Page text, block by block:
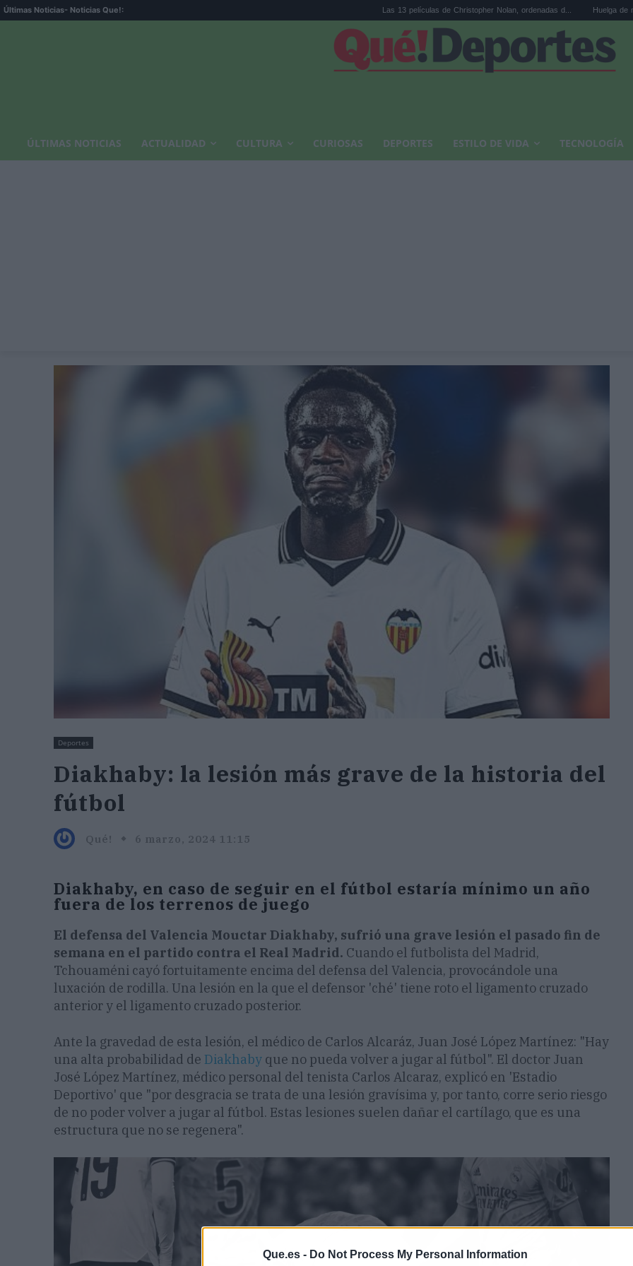
Que.es - Do Not Process My Personal Information
Últimas Noticias- Noticias Que!: Las 13 películas de Christopher Nolan, ordenadas d... Huelga de médicos: los
ÚLTIMAS NOTICIAS ACTUALIDAD CULTURA CURIOSAS DEPORTES ESTILO DE VIDA TECNOLOGÍA
Deportes
Diakhaby: la lesión más grave de la historia del
fútbol
Qué! 6 marzo, 2024 11:15
Diakhaby, en caso de seguir en el fútbol estaría mínimo un año
fuera de los terrenos de juego
El defensa del Valencia Mouctar Diakhaby, sufrió una grave lesión el pasado fin de
semana en el partido contra el Real Madrid. Cuando el futbolista del Madrid,
Tchouaméni cayó fortuitamente encima del defensa del Valencia, provocándole una
luxación de rodilla. Una lesión en la que el defensor 'ché' tiene roto el ligamento cruzado
anterior y el ligamento cruzado posterior.
Ante la gravedad de esta lesión, el médico de Carlos Alcaráz, Juan José López Martínez: "Hay
una alta probabilidad de Diakhaby que no pueda volver a jugar al fútbol". El doctor Juan
José López Martínez, médico personal del tenista Carlos Alcaraz, explicó en 'Estadio
Deportivo' que "por desgracia se trata de una lesión gravísima y, por tanto, corre serio riesgo
de no poder volver a jugar al fútbol. Estas lesiones suelen dañar el cartílago, que es una
estructura que no se regenera".